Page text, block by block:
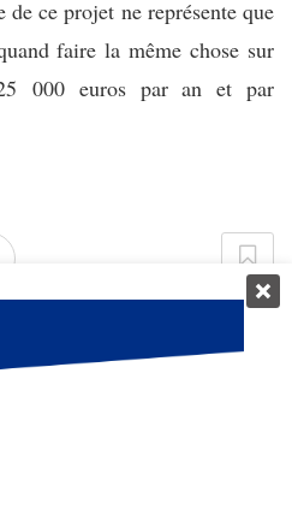
ce projet ne représente que
faire la même chose sur
000 euros par an et par
précédent
Yarigo